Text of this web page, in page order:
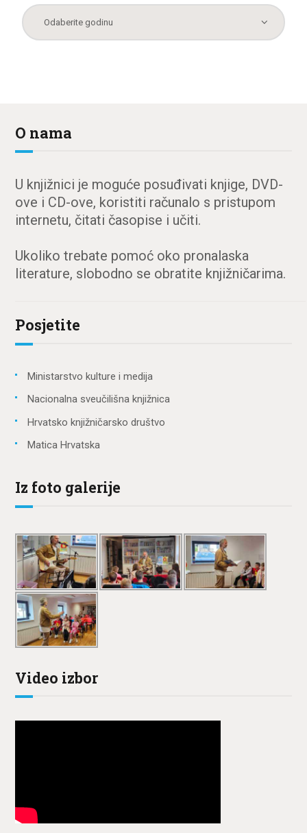
O nama
U knjižnici je moguće posuđivati knjige, DVD-
ove i CD-ove, koristiti računalo s pristupom
internetu, čitati časopise i učiti.
Ukoliko trebate pomoć oko pronalaska
literature, slobodno se obratite knjižničarima.
Posjetite
Ministarstvo kulture i medija
Nacionalna sveučilišna knjižnica
Hrvatsko knjižničarsko društvo
Matica Hrvatska
Iz foto galerije
Video izbor